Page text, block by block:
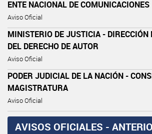
ENTE NACIONAL DE COMUNICACIONES
Aviso Oficial
MINISTERIO DE JUSTICIA - DIRECCIÓN
DEL DERECHO DE AUTOR
Aviso Oficial
PODER JUDICIAL DE LA NACIÓN -
MAGISTRATURA
Aviso Oficial
AVISOS OFICIALES -